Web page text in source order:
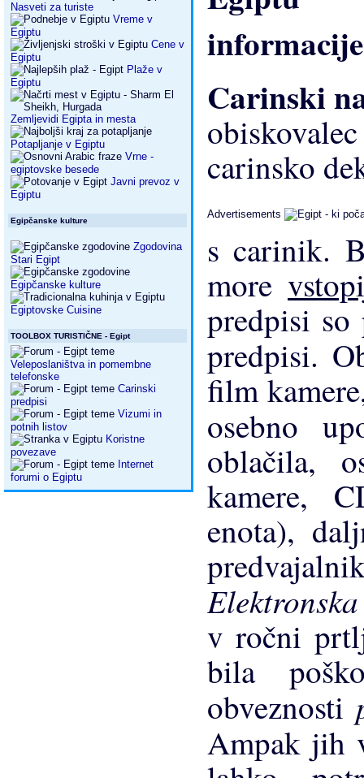
Nasveti za turiste
Vreme v
Egiptu
Cene v
Egiptu
Plaže v
Egiptu
Zemljevidi Egipta in mesta
Potapljanje v Egiptu
Vrne -
egiptovske besede
Javni prevoz v
Egiptu
Egipčanske kulture
Zgodovina
Stari Egipt
Egipčanske kulture
Egiptovske Cuisine
TOOLBOX TURISTIČNE - Egipt
Veleposlaništva in pomembne
telefonske
Carinski
predpisi
Vizumi in
potnih listov
Koristne
povezave
Internet
forumi o Egiptu
informacije
Carinski
carinsko
Advertisements
s carinik.
more
predpisi so
predpisi.
film
osebno
oblačila,
kamere,
enota),
v ročni
bila
obveznosti
Ampak jih